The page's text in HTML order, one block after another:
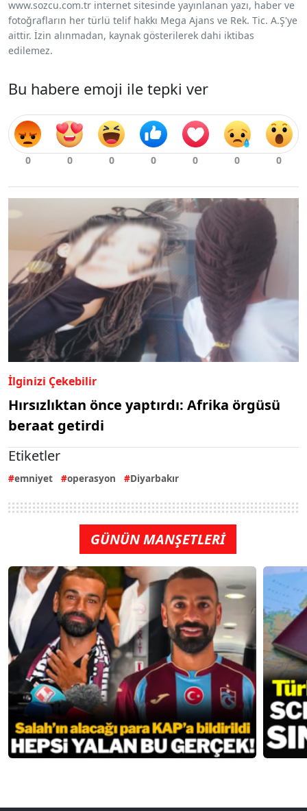
www.sozcu.com.tr internet sitesinde yayınlanan yazı, haber ve
fotoğrafların her türlü telif hakkı Mega Ajans ve Rek. Tic. A.Ş'ye
aittir. İzin alınmadan, kaynak gösterilerek dahi iktibas
edilemez.
Bu habere emoji ile tepki ver
İlginizi Çekebilir
Hırsızlıktan önce yaptırdı: Afrika örgüsü
beraat getirdi
Etiketler
emniyet operasyon Diyarbakır
GÜNÜN MANŞETLERİ